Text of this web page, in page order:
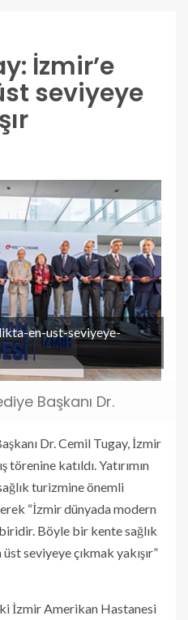
İzmir’e
seviyeye
en-ust-seviyeye-
Başkanı Dr.
Dr. Cemil Tugay, İzmir
törenine katıldı. Yatırımın
turizmine önemli
“İzmir dünyada modern
Böyle bir kente sağlık
seviyeye çıkmak yakışır”
İzmir Amerikan Hastanesi